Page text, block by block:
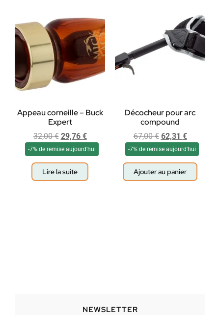
Appeau corneille – Buck
Expert
32,00€ 29,76 €
-7% de remise aujourd'hui
Lire la suite
Décocheur pour arc
compound
67,00€ 62,31 €
-7% de remise aujourd'hui
Ajouter au panier
NEWSLETTER